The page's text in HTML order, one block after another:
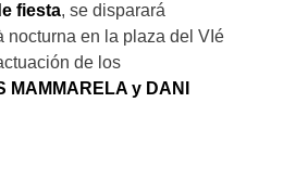
fiesta, se disparará
nocturna en la plaza del VIé
de los
MAMMARELA y DANI